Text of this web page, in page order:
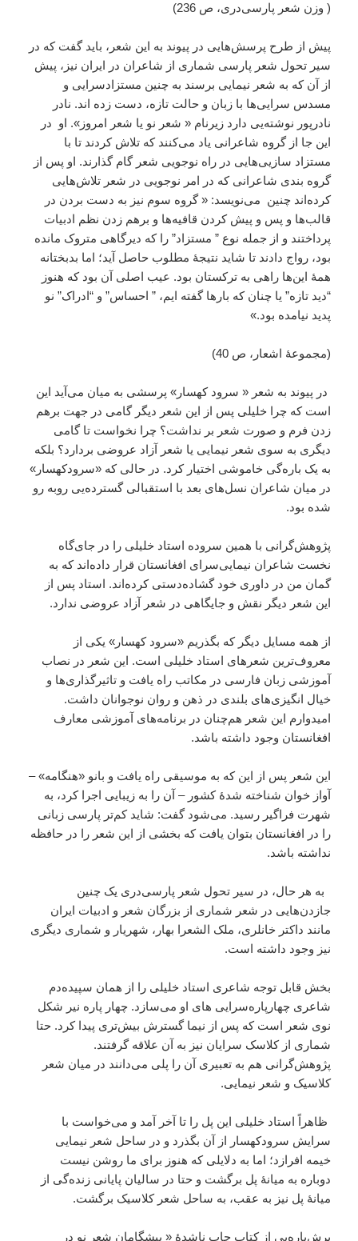
( وزن شعر پارسی‌دری، ص 236)
پیش از طرح پرسش‌هایی در پیوند به این شعر، باید گفت که در
سیر تحول شعر پارسی شماری از شاعران در ایران نیز، پیش
از آن که به شعر نیمایی برسند به چنین مستزاد‌سرایی و
مسدس سرایی‌ها با زبان و حالت تازه، دست زده اند. نادر
نادرپور نوشته‌یی دارد زیرنام « شعر نو یا شعر امروز». او در
این جا از گروه شاعرانی یاد می‌کنند که تلاش کردند تا با
مستزاد سازیی‌هایی در راه نوجویی شعر گام گذارند. او پس از
گروه‌ بندی شاعرانی که در امر نوجویی در شعر تلاش‌هایی
کرده‌اند چنین می‌نویسد: « گروه سوم نیز به دست بردن در
قالب‌ها و پس و پیش کردن قافیه‌ها و برهم زدن نظم ادبیات
پرداختند و از جمله نوع ” مستزاد” را که دیرگاهی متروک مانده
بود، رواج دادند تا شاید نتیجۀ مطلوب حاصل آید؛ اما بدبختانه
همۀ این‌ها راهی به ترکستان بود. عیب اصلی آن بود که هنوز
“دید تازه” یا چنان که بارها گفته ایم، ” احساس” و “ادراک” نو
پدید نیامده بود.»
(مجموعۀ اشعار، ص 40)
در پیوند به شعر « سرود کهسار» پرسشی به میان می‌آید این
است که چرا خلیلی پس از این شعر دیگر گامی در جهت برهم
زدن فرم و صورت شعر بر نداشت؟ چرا نخواست تا گامی
دیگری به سوی شعر نیمایی یا شعر آزاد عروضی بردارد؟ بلکه
به یک باره‌گی خاموشی اختیار کرد. در حالی که «سرودکهسار»
در میان شاعران نسل‌های بعد با استقبالی گسترده‌یی رو‌به رو
شده بود.
پژوهش‌گرانی با همین سروده استاد خلیلی را در جای‌گاه
نخست شاعران نیمایی‌سرای افغانستان قرار داده‌اند که به
گمان من در داوری خود گشاده‌دستی کرده‌اند. استاد پس از
این شعر دیگر نقش و جایگاهی در شعر آزاد عروضی ندارد.
از همه مسایل دیگر که بگذریم «سرود کهسار» یکی از
معروف‌ترین شعرهای استاد خلیلی است. این شعر در نصاب
آموزشی زبان فارسی در مکاتب راه یافت و تاثیرگذاری‌ها و
خیال انگیزی‌های بلندی در ذهن و روان نوجوانان داشت.
امیدوارم این شعر هم‌چنان در برنامه‌های آموزشی معارف
افغانستان وجود داشته باشد.
این شعر پس از این که به موسیقی راه یافت و بانو «هنگامه» –
آواز خوان شناخته شدۀ کشور – آن را به زیبایی اجرا کرد، به
شهرت فراگیر رسید. می‌شود گفت: شاید کم‌تر پارسی زبانی
را در افغانستان بتوان یافت که بخشی از این شعر را در حافظه
نداشته باشد.
به هر حال، در سیر تحول شعر پارسی‌دری یک چنین
جازدن‌هایی در شعر شماری از بزرگان شعر و ادبیات ایران
مانند داکتر خانلری، ملک الشعرا بهار، شهریار و شماری دیگری
نیز وجود داشته است.
بخش قابل توجه شاعری استاد خلیلی را از همان سپیده‌دم
شاعری چهارپاره‌سرایی ‌های او می‌سازد. چهار پاره نیر شکل
نوی شعر است که پس از نیما گسترش بیش‌تری پیدا کرد. حتا
شماری از کلاسک سرایان نیز به آن علاقه گرفتند.
پژوهش‌گرانی هم به تعبیری آن را پلی می‌دانند در میان شعر
کلاسیک و شعر نیمایی.
ظاهراً استاد خلیلی این پل را تا آخر آمد و می‌خواست با
سرایش سرودکهسار از آن بگذرد و در ساحل شعر نیمایی
خیمه افرازد؛ اما به دلایلی که هنوز برای ما روشن نیست
دوباره به میانۀ پل برگشت و حتا در سالیان پایانی زنده‌گی از
میانۀ پل نیز به عقب، به ساحل شعر کلاسیک برگشت.
برش‌پاره‌یی از کتاب چاپ ناشدۀ « پیشگامان شعر نو در